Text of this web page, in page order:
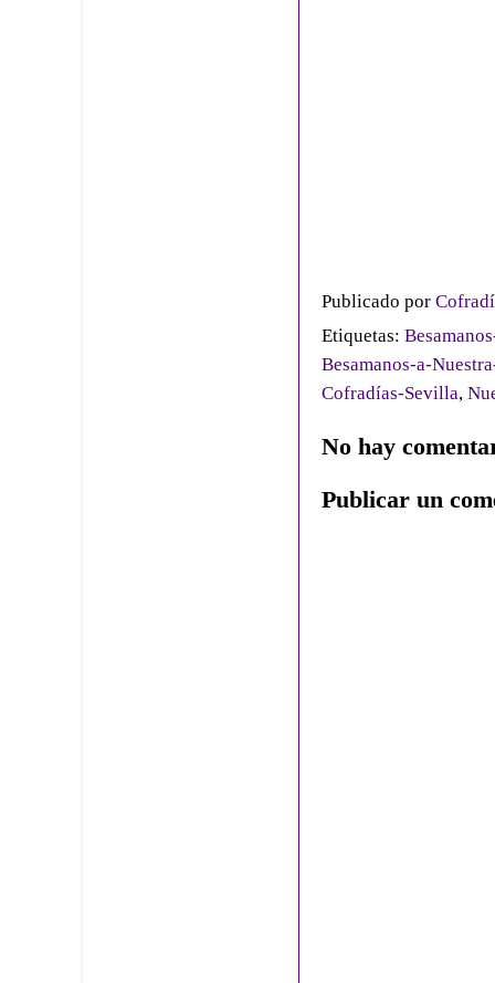
Publicado por
Etiquetas:
Besamanos-a-
Cofradías-Sevilla,
No hay
Publicar un